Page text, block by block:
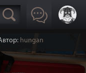
hungan